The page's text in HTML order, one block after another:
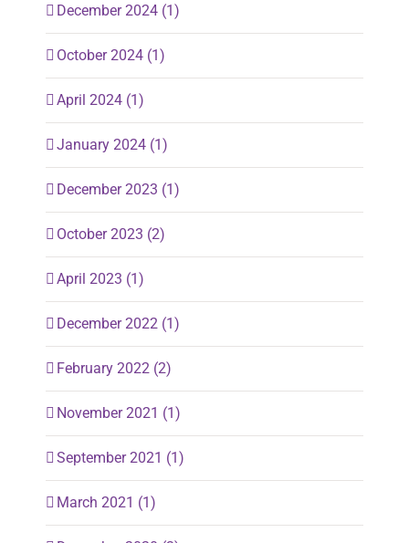
December 2024 (1)
October 2024 (1)
April 2024 (1)
January 2024 (1)
December 2023 (1)
October 2023 (2)
April 2023 (1)
December 2022 (1)
February 2022 (2)
November 2021 (1)
September 2021 (1)
March 2021 (1)